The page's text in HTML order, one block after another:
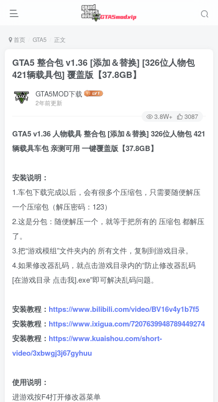
首页 GTA5 正文
GTA5 整合包 v1.36 [添加＆替换] [326位人物包
421辆载具包] 覆盖版【37.8GB】
GTA5MOD下载
2年前更新
3.8W+ 3087
GTA5 v1.36 人物载具 整合包 [添加＆替换] 326位人物包 421
辆载具车包 亲测可用 一键覆盖版【37.8GB】
安装说明：
1.车包下载完成以后，会有很多个压缩包，只需要随便解压
一个压缩包（解压密码：123）
2.这是分包：随便解压一个，就等于把所有的 压缩包 都解压
了。
3.把“游戏模组”文件夹内的 所有文件，复制到游戏目录。
4.如果修改器乱码，就点击游戏目录内的“防止修改器乱码
[在游戏目录 点击我].exe”即可解决乱码问题。
安装教程： https://www.bilibili.com/video/BV16v4y1b7f5
安装教程： https://www.ixigua.com/7207639948789449274
安装教程： https://www.kuaishou.com/short-
video/3xbwgj3j67gyhuu
使用说明：
进游戏按F4打开修改器菜单